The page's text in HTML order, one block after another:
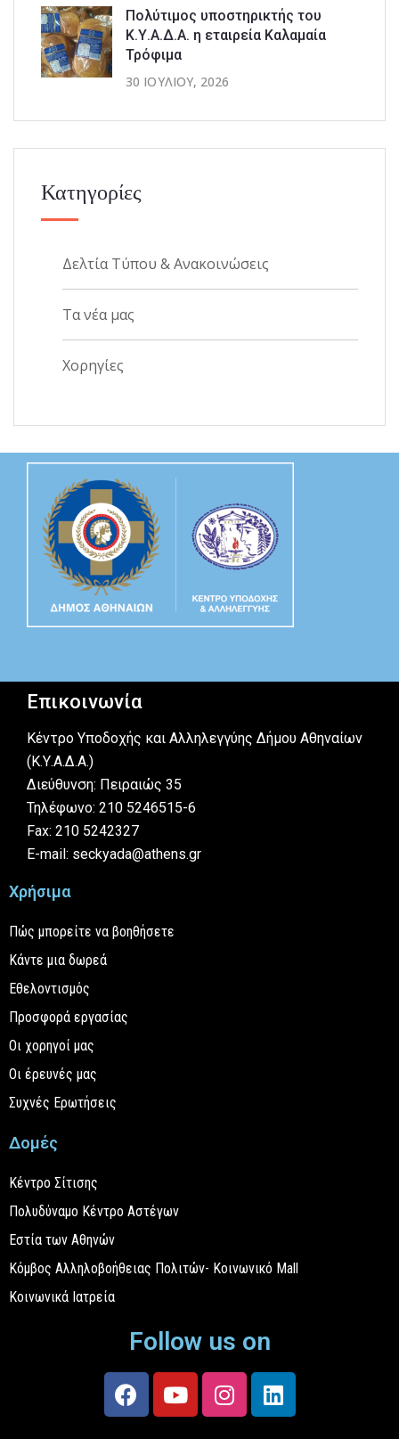
Πολύτιμος υποστηρικτής του
Κ.Υ.Α.Δ.Α. η εταιρεία Καλαμαία
Τρόφιμα
30 ΙΟΥΛΊΟΥ, 2026
Κατηγορίες
Δελτία Τύπου & Ανακοινώσεις
Τα νέα μας
Χορηγίες
Επικοινωνία
Κέντρο Υποδοχής και Αλληλεγγύης Δήμου Αθηναίων
(Κ.Υ.Α.Δ.Α.)
Διεύθυνση: Πειραιώς 35
Τηλέφωνο: 210 5246515-6
Fax: 210 5242327
E-mail: seckyada@athens.gr
Χρήσιμα
Πώς μπορείτε να βοηθήσετε
Κάντε μια δωρεά
Εθελοντισμός
Προσφορά εργασίας
Οι χορηγοί μας
Οι έρευνές μας
Συχνές Ερωτήσεις
Δομές
Κέντρο Σίτισης
Πολυδύναμο Κέντρο Αστέγων
Εστία των Αθηνών
Κόμβος Αλληλοβοήθειας Πολιτών- Κοινωνικό Mall
Κοινωνικά Ιατρεία
Follow us on